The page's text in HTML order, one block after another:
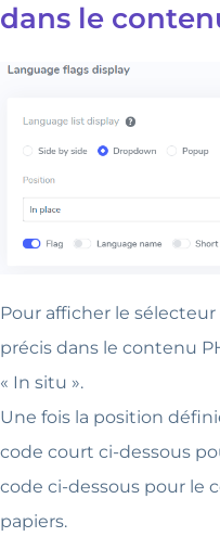
dans le
Pour afficher le
précis dans le contenu
« In situ ».
Une fois la position
code court ci-dessous
code ci-dessous pour le
papiers.